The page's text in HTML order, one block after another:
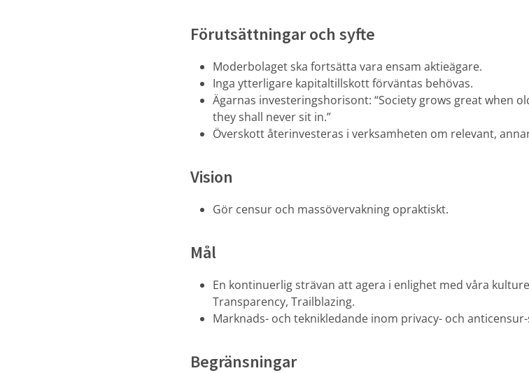
Förutsättningar och syfte
Moderbolaget ska fortsätta vara ensam aktieägare.
Inga ytterligare kapitaltillskott förväntas behövas.
Ägarnas investeringshorisont: “Society grows great when
they shall never sit in.”
Överskott återinvesteras i verksamheten om relevant,
Vision
Gör censur och massövervakning opraktiskt.
Mål
En kontinuerlig strävan att agera i enlighet med våra
Transparency, Trailblazing.
Marknads- och teknikledande inom privacy- och
Begränsningar